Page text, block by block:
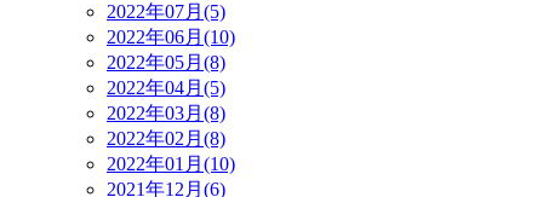
2022年07月(5)
2022年06月(10)
2022年05月(8)
2022年04月(5)
2022年03月(8)
2022年02月(8)
2022年01月(10)
2021年12月(6)